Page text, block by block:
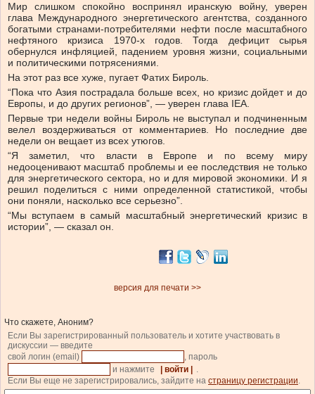
Мир слишком спокойно воспринял иранскую войну, уверен
глава Международного энергетического агентства, созданного
богатыми странами-потребителями нефти после масштабного
нефтяного кризиса 1970-х годов. Тогда дефицит сырья
обернулся инфляцией, падением уровня жизни, социальными
и политическими потрясениями.
На этот раз все хуже, пугает Фатих Бироль.
“Пока что Азия пострадала больше всех, но кризис дойдет и до
Европы, и до других регионов”, — уверен глава IEA.
Первые три недели войны Бироль не выступал и подчиненным
велел воздерживаться от комментариев. Но последние две
недели он вещает из всех утюгов.
“Я заметил, что власти в Европе и по всему миру
недооценивают масштаб проблемы и ее последствия не только
для энергетического сектора, но и для мировой экономики. И я
решил поделиться с ними определенной статистикой, чтобы
они поняли, насколько все серьезно”.
“Мы вступаем в самый масштабный энергетический кризис в
истории”, — сказал он.
версия для печати >>
Что скажете, Аноним?
Если Вы зарегистрированный пользователь и хотите участвовать в
дискуссии — введите
свой логин (email)
, пароль
и нажмите
| войти |
.
Если Вы еще не зарегистрировались, зайдите на страницу регистрации.